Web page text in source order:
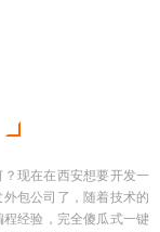
现在在西安想要开发一
包公司了，随着技术的
经验，完全傻瓜式一键